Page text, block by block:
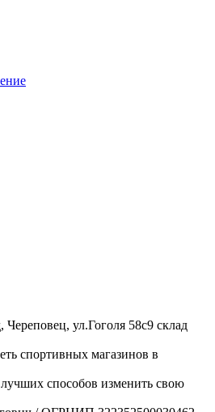
ул.Гоголя 58с9 склад
спортивных магазинов в
способов изменить свою